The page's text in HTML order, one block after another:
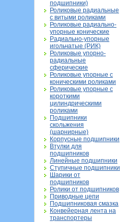
подшипники)
Роликовые радиальные
с витыми роликами
Роликовые радиально-
упорные конические
Радиально-упорные
игольчатые (РИК)
Роликовые упорно-
радиальные
сферические
Роликовые упорные с
коническими роликами
Роликовые упорные с
короткими
цилиндрическими
роликами
Подшипники
скольжения
(шарнирные)
Корпусные подшипники
Втулки для
подшипников
Линейные подшипники
Ступичные подшипники
Шарики от
подшипников
Ролики от подшипников
Приводные цепи
Подшипниковая смазка
Конвейерная лента на
транспортеры